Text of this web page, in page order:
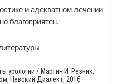
и адекватном лечении
благоприятен.
урологии / Мартин И. Резник,
Невский Диалект, 2016